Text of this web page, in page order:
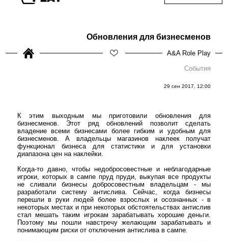
Обновления для бизнесменов
A&A Role Play
События
29 сен 2017, 12:00
К этим выходным мы приготовили обновления для
бизнесменов. Этот ряд обновлений позволит сделать
владение всеми бизнесами более гибким и удобным для
бизнесменов. А владельцы магазинов наклеек получат
функционал бизнеса для статистики и для установки
диапазона цен на наклейки.
Когда-то давно, чтобы недобросовестные и неблагодарные
игроки, которых в сампе пруд пруди, выкупая все продукты
не сливали бизнесы добросовестным владельцам - мы
разработали систему антислива. Сейчас, когда бизнесы
перешли в руки людей более взрослых и осознанных - в
некоторых местах и при некоторых обстоятельствах антислив
стал мешать таким игрокам зарабатывать хорошие деньги.
Поэтому мы пошли навстречу желающим зарабатывать и
понимающим риски от отключения антислива в сампе.